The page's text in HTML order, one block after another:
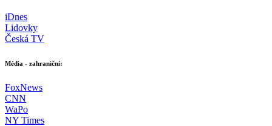
iDnes
Lidovky
Česká TV
Média - zahraniční:
FoxNews
CNN
WaPo
NY Times